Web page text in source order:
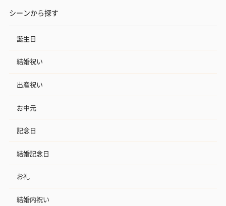
シーンから探す
誕生日
結婚祝い
出産祝い
お中元
記念日
結婚記念日
お礼
結婚内祝い